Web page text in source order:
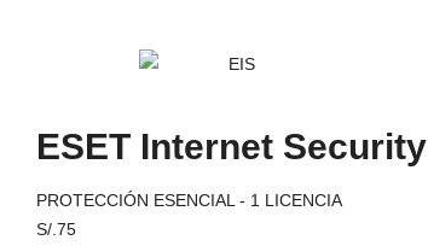
ESET Internet Security
PROTECCIÓN ESENCIAL - 1 LICENCIA
S/.75